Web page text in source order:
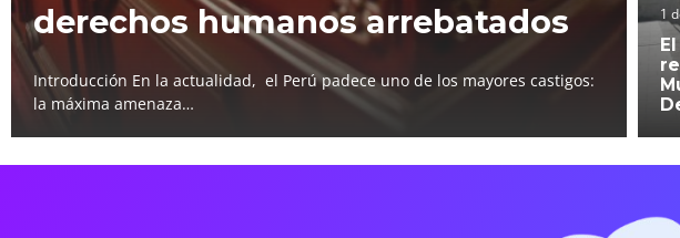
derechos humanos arrebatados
Introducción En la actualidad, el Perú padece uno de los mayores castigos:
la máxima amenaza…
1